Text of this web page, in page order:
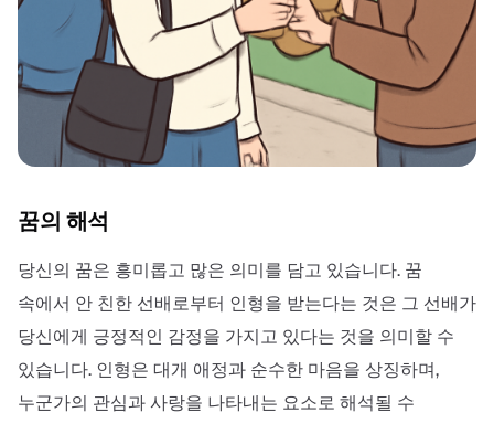
꿈의 해석
당신의 꿈은 흥미롭고 많은 의미를 담고 있습니다. 꿈
속에서 안 친한 선배로부터 인형을 받는다는 것은 그 선배가
당신에게 긍정적인 감정을 가지고 있다는 것을 의미할 수
있습니다. 인형은 대개 애정과 순수한 마음을 상징하며,
누군가의 관심과 사랑을 나타내는 요소로 해석될 수